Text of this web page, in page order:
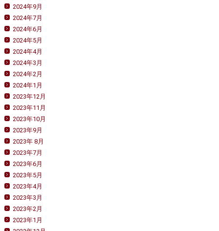
2024年9月
2024年7月
2024年6月
2024年5月
2024年4月
2024年3月
2024年2月
2024年1月
2023年12月
2023年11月
2023年10月
2023年9月
2023年 8月
2023年7月
2023年6月
2023年5月
2023年4月
2023年3月
2023年2月
2023年1月